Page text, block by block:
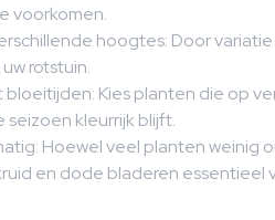
voorkomen.
hoogtes: Door
rotstuin.
bloeitijden: Kies planten die op
seizoen kleurrijk blijft.
Hoewel veel planten weinig
en dode bladeren